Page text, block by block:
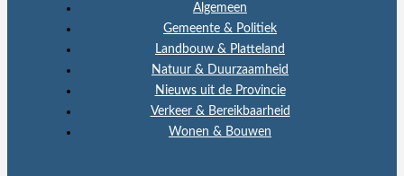
Algemeen
Gemeente & Politiek
Landbouw & Platteland
Natuur & Duurzaamheid
Nieuws uit de Provincie
Verkeer & Bereikbaarheid
Wonen & Bouwen